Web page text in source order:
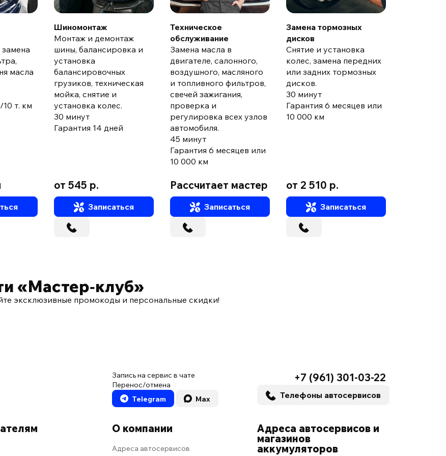
масла
т. км
Шиномонтаж
Монтаж и демонтаж
шины, балансировка и
установка
балансировочных
грузиков, техническая
мойка, снятие и
установка колес.
30 минут
Гарантия 14 дней
от 545 р.
Записаться
Техническое
обслуживание
Замена масла в
двигателе, салонного,
воздушного, масляного
и топливного фильтров,
свечей зажигания,
проверка и
регулировка всех узлов
автомобиля.
45 минут
Гарантия 6 месяцев или
10 000 км
Рассчитает мастер
Записаться
Замена тормозных
дисков
Снятие и установка
колес, замена передних
или задних тормозных
дисков.
30 минут
Гарантия 6 месяцев или
10 000 км
от 2 510 р.
Записаться
«Мастер‑клуб»
эксклюзивные промокоды и персональные скидки!
Запись на сервис в чате
Перенос/отмена
Telegram
Max
+7 (961) 301-03-22
Телефоны автосервисов
О компании
Адреса автосервисов
Адреса автосервисов и
магазинов
аккумуляторов